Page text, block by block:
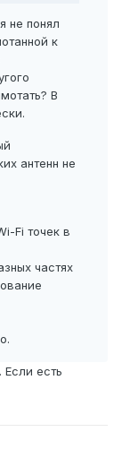
не понял
к
В
антенн не
Fi точек в
частях
есть